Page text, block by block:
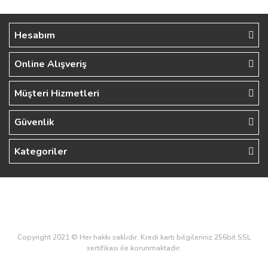
Hesabım
Online Alışveriş
Müşteri Hizmetleri
Güvenlik
Kategoriler
Copyright 2021 © Her hakkı saklıdır. Kredi kartı bilgileriniz 256bit SSL
sertifikası ile korunmaktadır.